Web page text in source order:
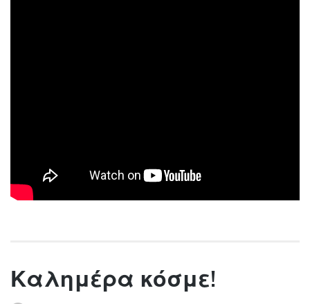
Καλημέρα κόσμε!